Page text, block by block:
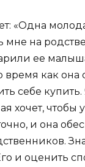
«Одна
мне на
ее
время как она
себе
хочет, чтобы
и она
и оценить